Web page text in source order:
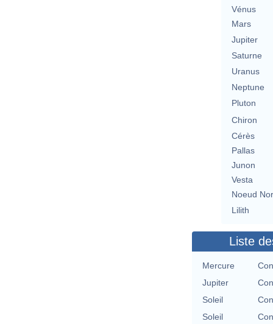
Vénus
Mars
Jupiter
Saturne
Uranus
Neptune
Pluton
Chiron
Cérès
Pallas
Junon
Vesta
Noeud
Lilith
Liste
Mercure
Jupiter
Soleil
Soleil